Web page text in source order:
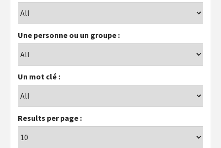
Une personne ou un groupe :
Un mot clé :
Results per page :